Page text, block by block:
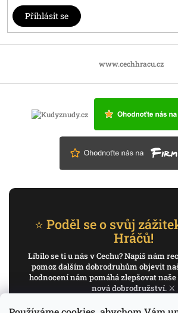
Přihlásit se
www.cechhracu.cz
⭐ Poděl se o svůj
Hráčů!
Líbilo se ti u nás v Cechu? Napiš nám
pomoz dalším dobrodruhům objevit
hodnocení nám pomáhá zlepšovat
nová dobrodružství. ⚔️